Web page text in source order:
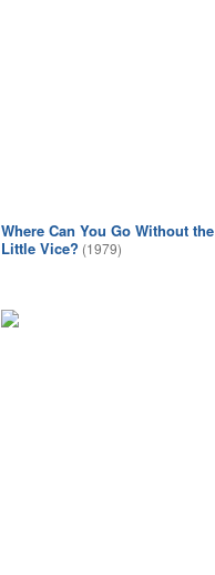
Where Can You Go Without the
Little Vice? (1979)